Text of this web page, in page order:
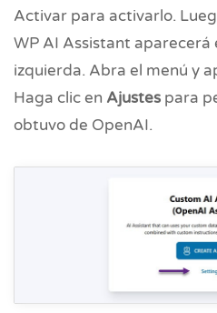
Activar para activarlo.
WP AI Assistant aparecerá
izquierda. Abra el menú y
Haga clic en Ajustes para
obtuvo de OpenAI.